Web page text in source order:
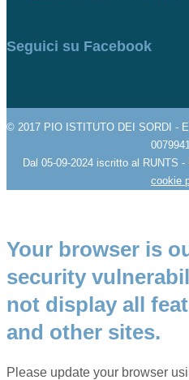
Seguici su Facebook
© 2017 PIO ISTITUTO DEI SORDI -
Dal 05-09-2024 iscritto al RUNTS -
cookie
Your browser is
security
not display all
and other sites.
Please update your browser